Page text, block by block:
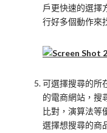
戶更快速的選擇
行好多個動作來
可選擇搜尋的所
的電商網站，搜
比對，演算法等
選擇想搜尋的商